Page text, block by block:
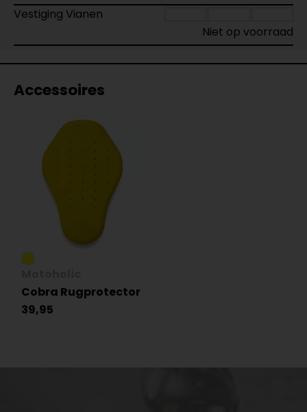
Vestiging Vianen
Niet op voorraad
Accessoires
Cobra Rugprotector
39,95